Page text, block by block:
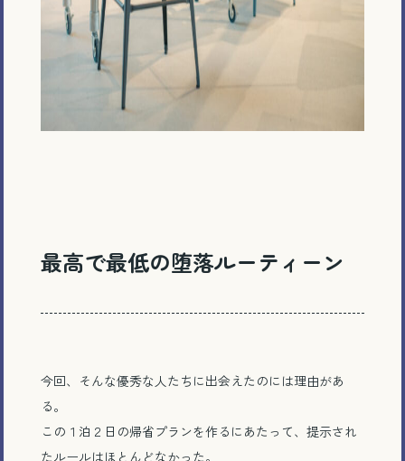
最高で最低の堕落ルーティーン
今回、そんな優秀な人たちに出会えたのには理由があ
る。
この１泊２日の帰省プランを作るにあたって、提示され
たルールはほとんどなかった。